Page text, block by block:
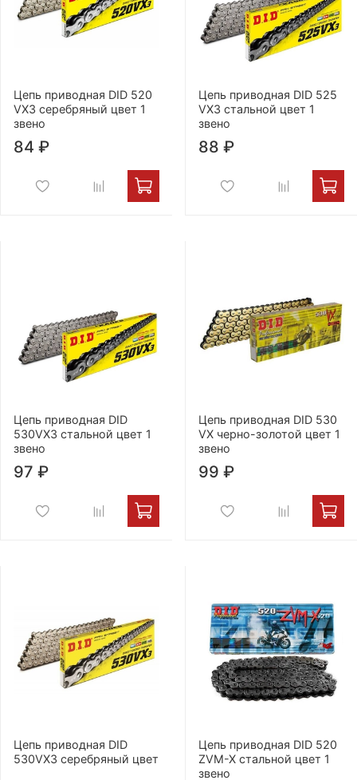
Цепь приводная DID 520
VX3 серебряный цвет 1
звено
84 ₽
Цепь приводная DID 525
VX3 стальной цвет 1
звено
88 ₽
Цепь приводная DID
530VX3 стальной цвет 1
звено
97 ₽
Цепь приводная DID 530
VX черно-золотой цвет 1
звено
99 ₽
Цепь приводная DID
530VX3 серебряный цвет
Цепь приводная DID 520
ZVM-X стальной цвет 1
звено